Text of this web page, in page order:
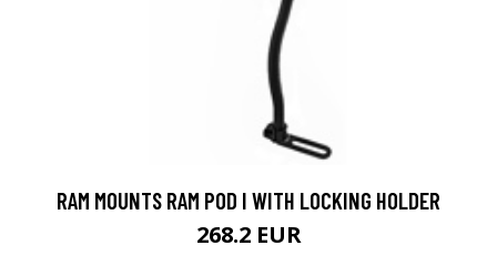
RAM MOUNTS RAM POD I WITH LOCKING HOLDER
268.2 EUR